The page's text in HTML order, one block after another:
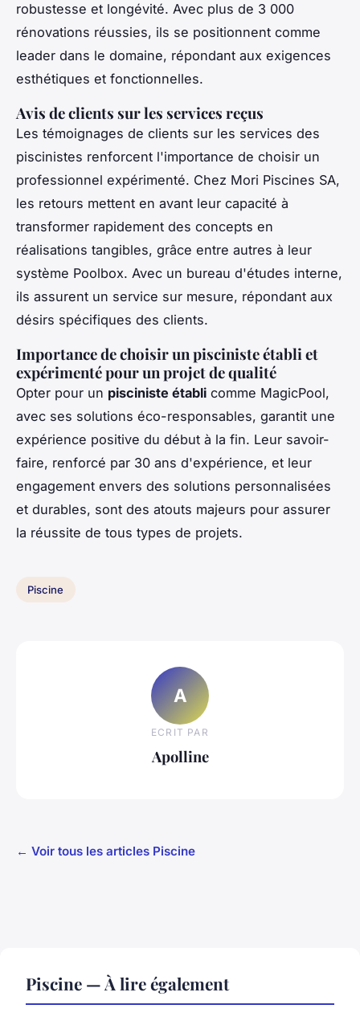
robustesse et longévité. Avec plus de 3 000
rénovations réussies, ils se positionnent comme
leader dans le domaine, répondant aux exigences
esthétiques et fonctionnelles.
Avis de clients sur les services reçus
Les témoignages de clients sur les services des
piscinistes renforcent l'importance de choisir un
professionnel expérimenté. Chez Mori Piscines SA,
les retours mettent en avant leur capacité à
transformer rapidement des concepts en
réalisations tangibles, grâce entre autres à leur
système Poolbox. Avec un bureau d'études interne,
ils assurent un service sur mesure, répondant aux
désirs spécifiques des clients.
Importance de choisir un pisciniste établi et
expérimenté pour un projet de qualité
Opter pour un pisciniste établi comme MagicPool,
avec ses solutions éco-responsables, garantit une
expérience positive du début à la fin. Leur savoir-
faire, renforcé par 30 ans d'expérience, et leur
engagement envers des solutions personnalisées
et durables, sont des atouts majeurs pour assurer
la réussite de tous types de projets.
Piscine
A
ECRIT PAR
Apolline
← Voir tous les articles Piscine
Piscine — À lire également